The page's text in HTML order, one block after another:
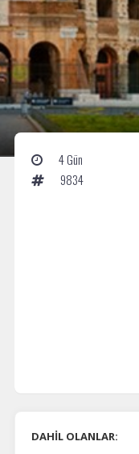
4 Gün
9834
DAHİL OLANLAR: